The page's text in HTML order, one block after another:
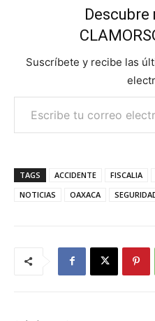
Descubre
Suscríbete y recibe las
Escribe tu correo electrónico…
TAGS ACCIDENTE FISCALIA
NOTICIAS
OAXACA